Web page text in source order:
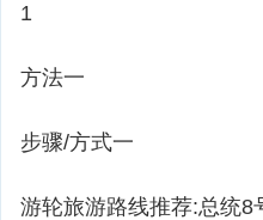
1
方法一
步骤/方式一
游轮旅游路线推荐:总统8